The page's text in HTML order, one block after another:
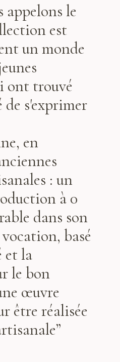
appelons le
est
un monde
ont trouvé
s'exprimer
en
: un
à 0
dans son
basé
et la
le bon
œuvre
être réalisée